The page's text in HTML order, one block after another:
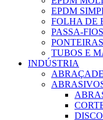
EPDM
FOLHA DE
PASSA-
TUBOS E
INDÚSTRIA